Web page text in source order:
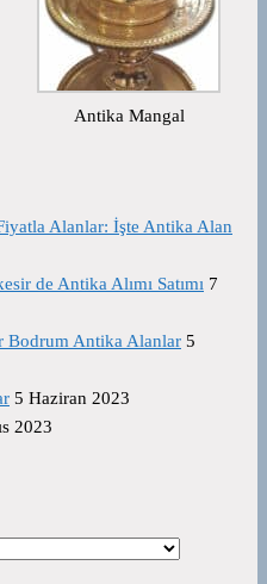
Antika Mangal
Alanlar: İşte Antika Alan
de Antika Alımı Satımı 7
Bodrum Antika Alanlar 5
5 Haziran 2023
2023